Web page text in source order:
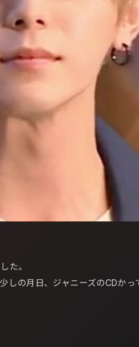
した。
しの月日、ジャニーズのCDかっ